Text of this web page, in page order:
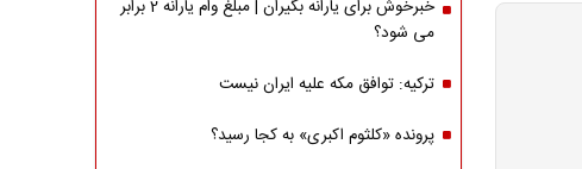
خبرخوش برای یارانه بگیران | مبلغ وام یارانه 2 برابر
می شود؟
ترکیه: توافق مکه علیه ایران نیست
پرونده «کلثوم اکبری» به کجا رسید؟